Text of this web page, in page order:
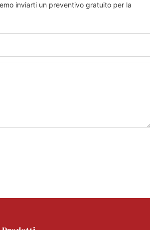
inviarti un preventivo gratuito per la